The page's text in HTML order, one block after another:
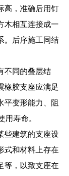
高，准确后用钉
木相互连接成一
。后序施工同结
不同的叠层结
橡胶支座应满足
平变形能力、阻
用寿命。
些建筑的支座设
式和材料上存在
等，以致支座在